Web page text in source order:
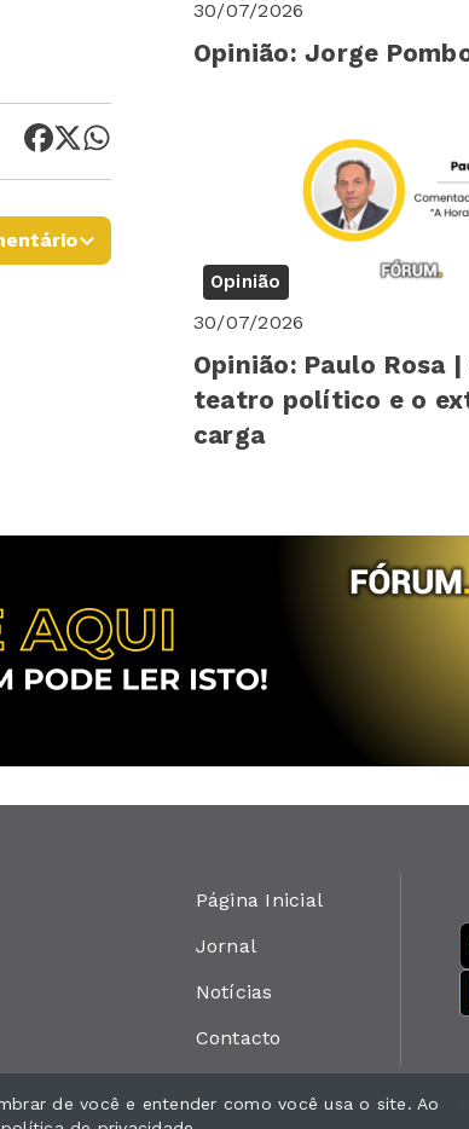
30/07/2026
Opinião: Jorge
Opinião
30/07/2026
Opinião: Paulo Rosa
teatro político e o
carga
Página Inicial
Jornal
Notícias
Contacto
de você e entender como você usa o site. Ao